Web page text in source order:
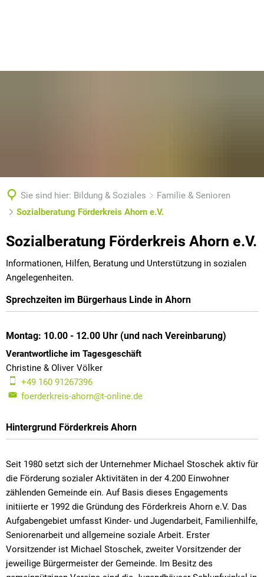
Sie sind hier: Bildung & Soziales
Familie & Senioren
Sozialberatung Förderkreis Ahorn e.V.
Sozialberatung
Förderkreis
Ahorn
e.V.
Sozialberatung Förderkreis Ahorn e.V.
Informationen, Hilfen, Beratung und Unterstützung in sozialen
Angelegenheiten.
Sprechzeiten im Bürgerhaus Linde in Ahorn
Montag: 10.00 - 12.00 Uhr (und nach Vereinbarung)
Verantwortliche im Tagesgeschäft
Christine & Oliver Völker
+49 160 91267396
foerderkreis-ahorn@t-online.de
Hintergrund Förderkreis Ahorn
Seit 1980 setzt sich der Unternehmer Michael Stoschek aktiv für
die Förderung sozialer Aktivitäten in der 4.200 Einwohner
zählenden Gemeinde ein. Auf Basis dieses Engagements
initiierte er 1992 die Gründung des Förderkreis Ahorn e.V. Das
Aufgabengebiet umfasst Kinder- und Jugendarbeit, Familienhilfe,
Seniorenarbeit und allgemeine soziale Arbeit. Erster
Vorsitzender ist Michael Stoschek, zweiter Vorsitzender der
jeweilige Bürgermeister der Gemeinde. Im Besitz des